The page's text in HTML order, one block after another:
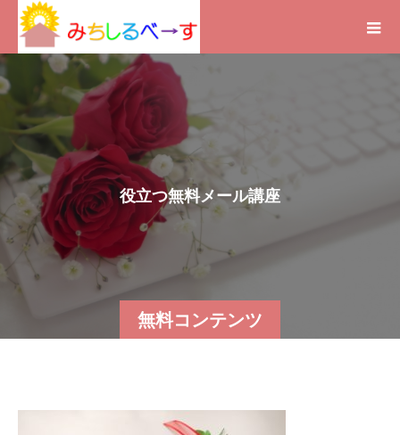
無料コンテンツ
役立つ無料メール講座は こ